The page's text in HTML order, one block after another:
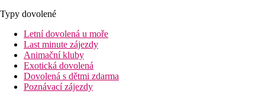
Typy dovolené
Letní dovolená u moře
Last minute zájezdy
Animační kluby
Exotická dovolená
Dovolená s dětmi zdarma
Poznávací zájezdy